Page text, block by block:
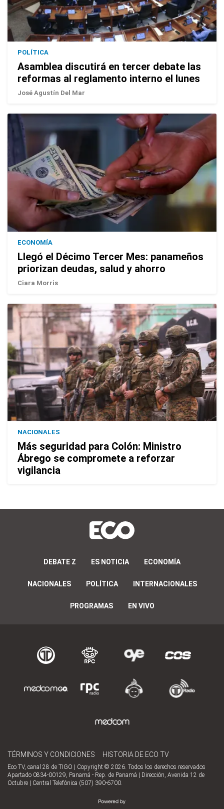
POLÍTICA
Asamblea discutirá en tercer debate las
reformas al reglamento interno el lunes
José Agustín Del Mar
ECONOMÍA
Llegó el Décimo Tercer Mes: panameños
priorizan deudas, salud y ahorro
Ciara Morris
NACIONALES
Más seguridad para Colón: Ministro
Ábrego se compromete a reforzar
vigilancia
DEBATE Z ES NOTICIA ECONOMÍA
NACIONALES POLÍTICA INTERNACIONALES
PROGRAMAS EN VIVO
TÉRMINOS Y CONDICIONES HISTORIA DE ECO TV
Eco TV, canal 28 de TIGO | Copyright © 2026. Todos los derechos reservados
Apartado 0834-00129, Panamá - Rep. de Panamá | Dirección, Avenida 12 de
Octubre | Central Telefónica (507) 390-6700.